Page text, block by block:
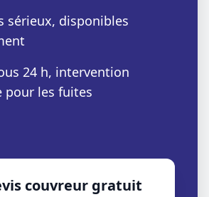
sérieux, disponibles
24 h, intervention
pour les fuites
couvreur gratuit